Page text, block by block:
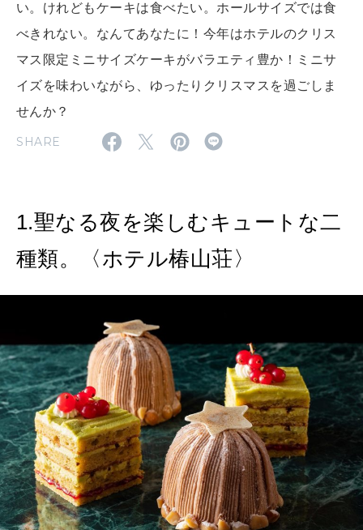
CULTURE
WORK&MONEY
MAGAZINE
2026年7月号「鎌倉 ローカルが 教えてくれた 本当の歩き方。」
2026年6月号「大銀座 トレンドが生まれる 新しい一流店へ。」
2026年5月号「“大好き”に出会いに。韓国」
2026年4月号「未来をつくる、学びの教科書。」
2026年3月号「スイーツ予想図 2026」
MAGAZINE MOOK
FOLLOW US!
い。けれどもケーキは食べたい。ホールサイズでは食
べきれない。なんてあなたに！今年はホテルのクリス
マス限定ミニサイズケーキがバラエティ豊か！ミニサ
イズを味わいながら、ゆったりクリスマスを過ごしま
せんか？
SHARE
1.聖なる夜を楽しむキュートな二
種類。〈ホテル椿山荘〉